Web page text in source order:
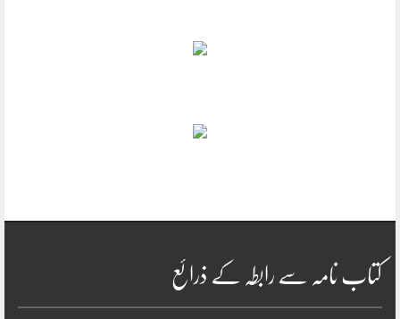
کتاب نامہ سے رابطہ کے ذرائع